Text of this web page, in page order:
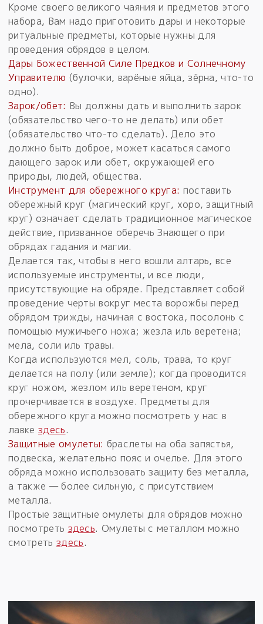
Кроме своего великого чаяния и предметов этого
набора, Вам надо приготовить дары и некоторые
ритуальные предметы, которые нужны для
проведения обрядов в целом.
Дары Божественной Силе Предков и Солнечному
Управителю (булочки, варёные яйца, зёрна, что-то
одно).
Зарок/обет: Вы должны дать и выполнить зарок
(обязательство чего-то не делать) или обет
(обязательство что-то сделать). Дело это
должно быть доброе, может касаться самого
дающего зарок или обет, окружающей его
природы, людей, общества.
Инструмент для обережного круга: поставить
обережный круг (магический круг, хоро, защитный
круг) означает сделать традиционное магическое
действие, призванное оберечь Знающего при
обрядах гадания и магии.
Делается так, чтобы в него вошли алтарь, все
используемые инструменты, и все люди,
присутствующие на обряде. Представляет собой
проведение черты вокруг места ворожбы перед
обрядом трижды, начиная с востока, посолонь с
помощью мужичьего ножа; жезла иль веретена;
мела, соли иль травы.
Когда используются мел, соль, трава, то круг
делается на полу (или земле); когда проводится
круг ножом, жезлом иль веретеном, круг
прочерчивается в воздухе. Предметы для
обережного круга можно посмотреть у нас в
лавке здесь.
Защитные омулеты: браслеты на оба запястья,
подвеска, желательно пояс и очелье. Для этого
обряда можно использовать защиту без металла,
а также — более сильную, с присутствием
металла.
Простые защитные омулеты для обрядов можно
посмотреть здесь. Омулеты с металлом можно
смотреть здесь.